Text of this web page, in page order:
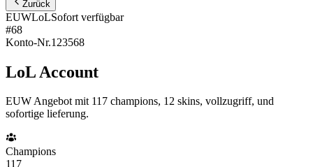
Zurück
EUWLoLSofort verfügbar
#68
Konto-Nr.123568
LoL Account
EUW Angebot mit 117 champions, 12 skins, vollzugriff, und
sofortige lieferung.
Champions
117